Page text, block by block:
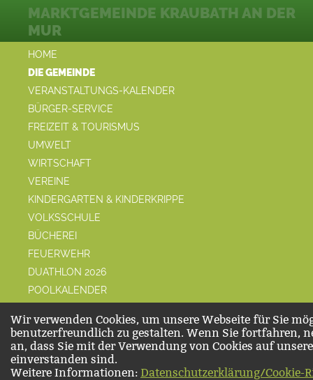
HOME
DIE GEMEINDE
VERANSTALTUNGS-KALENDER
BÜRGER-SERVICE
FREIZEIT & TOURISMUS
UMWELT
WIRTSCHAFT
VEREINE
KINDERGARTEN & KINDERKRIPPE
VOLKSSCHULE
BÜCHEREI
FEUERWEHR
DUATHLON 2026
POOLKALENDER
MARKTGEMEINDE KRAUBATH AN DER
MUR
Wir verwenden Cookies, um unsere Webseite für Sie
benutzerfreundlich zu gestalten. Wenn Sie fortfahren,
an, dass Sie mit der Verwendung von Cookies auf
einverstanden sind.
Weitere Informationen: Datenschutzerklärung/Cookie-